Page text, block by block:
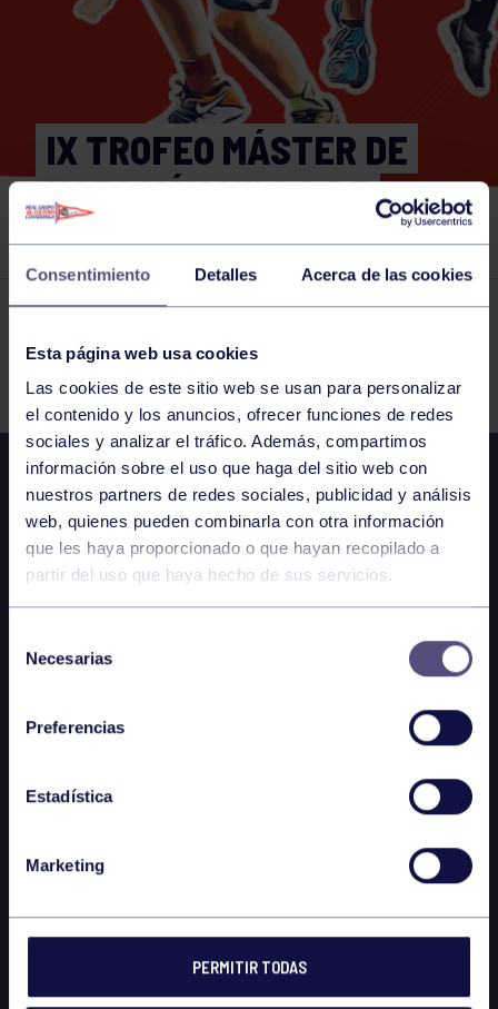
Consentimiento Detalles Acerca de las cookies
Esta página web usa cookies
Las cookies de este sitio web se usan para personalizar
el contenido y los anuncios, ofrecer funciones de redes
sociales y analizar el tráfico. Además, compartimos
información sobre el uso que haga del sitio web con
nuestros partners de redes sociales, publicidad y análisis
web, quienes pueden combinarla con otra información
que les haya proporcionado o que hayan recopilado a
partir del uso que haya hecho de sus servicios.
Necesarias
Preferencias
Estadística
Marketing
PERMITIR TODAS
IX TROFEO MÁSTER DE
NATACIÓN VILLA DE
AVILÉS